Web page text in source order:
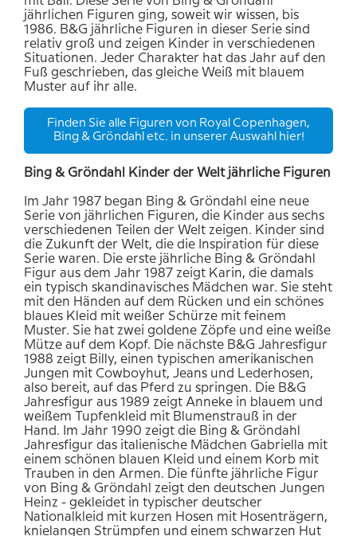
jährlichen Figuren ging, soweit wir wissen, bis
1986. B&G jährliche Figuren in dieser Serie sind
relativ groß und zeigen Kinder in verschiedenen
Situationen. Jeder Charakter hat das Jahr auf den
Fuß geschrieben, das gleiche Weiß mit blauem
Muster auf ihr alle.
Finden Sie alle Figuren von Royal Copenhagen,
Bing & Gröndahl etc. in unserer Auswahl hier!
Bing & Gröndahl Kinder der Welt jährliche Figuren
Im Jahr 1987 began Bing & Gröndahl eine neue
Serie von jährlichen Figuren, die Kinder aus sechs
verschiedenen Teilen der Welt zeigen. Kinder sind
die Zukunft der Welt, die die Inspiration für diese
Serie waren. Die erste jährliche Bing & Gröndahl
Figur aus dem Jahr 1987 zeigt Karin, die damals
ein typisch skandinavisches Mädchen war. Sie steht
mit den Händen auf dem Rücken und ein schönes
blaues Kleid mit weißer Schürze mit feinem
Muster. Sie hat zwei goldene Zöpfe und eine weiße
Mütze auf dem Kopf. Die nächste B&G Jahresfigur
1988 zeigt Billy, einen typischen amerikanischen
Jungen mit Cowboyhut, Jeans und Lederhosen,
also bereit, auf das Pferd zu springen. Die B&G
Jahresfigur aus 1989 zeigt Anneke in blauem und
weißem Tupfenkleid mit Blumenstrauß in der
Hand. Im Jahr 1990 zeigt die Bing & Gröndahl
Jahresfigur das italienische Mädchen Gabriella mit
einem schönen blauen Kleid und einem Korb mit
Trauben in den Armen. Die fünfte jährliche Figur
von Bing & Gröndahl zeigt den deutschen Jungen
Heinz - gekleidet in typischer deutscher
Nationalkleid mit kurzen Hosen mit Hosenträgern,
knielangen Strümpfen und einem schwarzen Hut